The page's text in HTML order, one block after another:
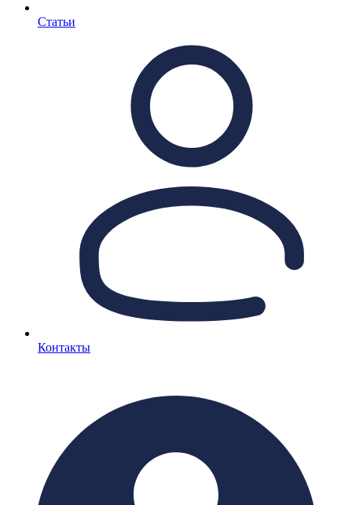
Статьи
Контакты